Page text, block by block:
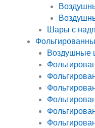
Шары с
Воздушные